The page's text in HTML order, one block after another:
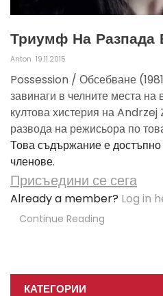
Триумф На Разпада
Anton 19.11.2015
Possession / Обсебване
завинаги в челните места на
култова хистерия на
развода на режисьора по
Това съдържание е
членове.
Присъедини се сега
Already a member? Log in
Continue Reading
КАТЕГОРИИ